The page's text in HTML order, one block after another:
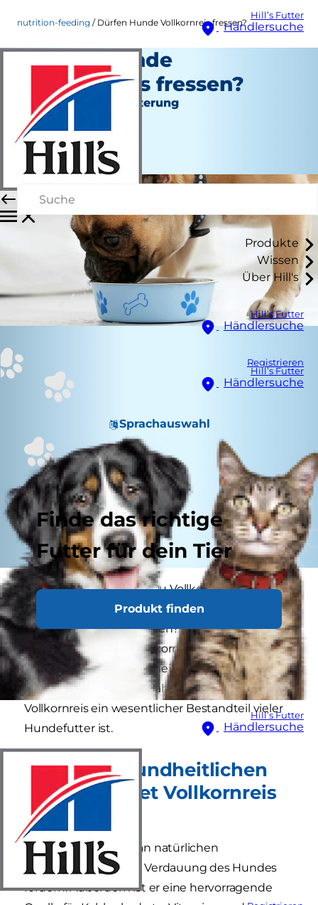
Hill’s Futter
Händlersuche
Produkte
Wissen
Über Hill's
Hill’s Futter
Händlersuche
Registrieren
Hill’s Futter
Händlersuche
Sprachauswahl
Finde das richtige
Futter für dein Tier
Produkt finden
Hill’s Futter
Händlersuche
nutrition-feeding Dürfen Hunde Vollkornreis fressen?
Dürfen Hunde
Vollkornreis fressen?
Ernährung und Fütterung
Kara Murphy
|
March 03, 2019
Du fragst Dich, warum Du Vollkornreis in der
Zutatenliste des Hundefutters findest? Dürfen
Hunde Vollkornreis fressen? Kurz gesagt, die
Antwort ist ja, denn Vollkornreis bietet wichtige
Nährstoffe für die allgemeine Gesundheit
Deines Hundes. Hier erfährst Du, warum
Vollkornreis ein wesentlicher Bestandteil vieler
Hundefutter ist.
Welche gesundheitlichen
Vorteile bietet Vollkornreis
für Hunde?
Vollkornreis ist reich an natürlichen
Ballaststoffen, die die Verdauung des Hundes
fördern. Außerdem ist er eine hervorragende